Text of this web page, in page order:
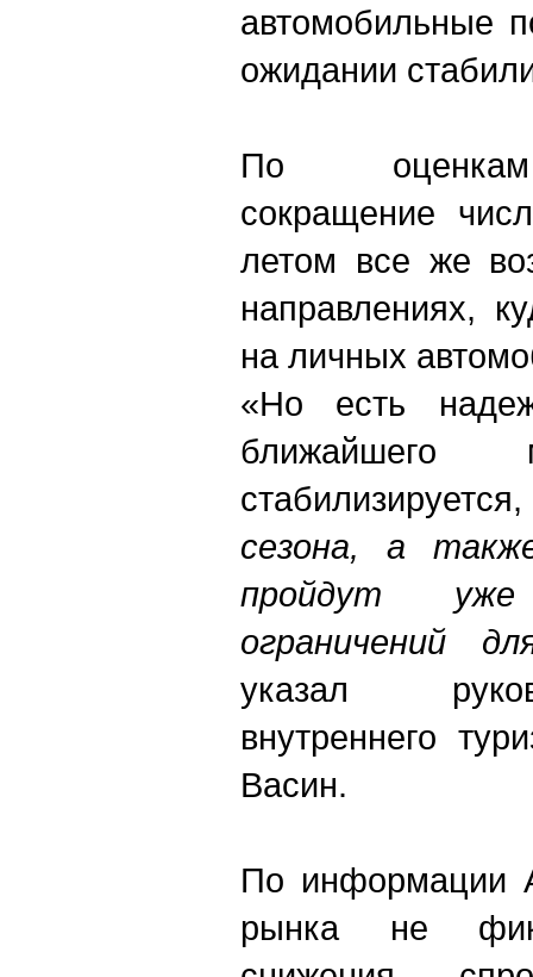
автомобильные
ожидании
По оценкам
сокращение
летом все же
направлениях,
на личных
«Но есть
ближайшего
сезона, а
пройдут
ограничений
указал
внутреннего
Васин.
По информации
рынка не